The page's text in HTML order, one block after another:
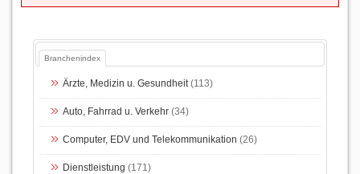
Branchenindex
Ärzte, Medizin u. Gesundheit(113)
Auto, Fahrrad u. Verkehr (34)
Computer, EDV und Telekommunikation (26)
Dienstleistung (171)